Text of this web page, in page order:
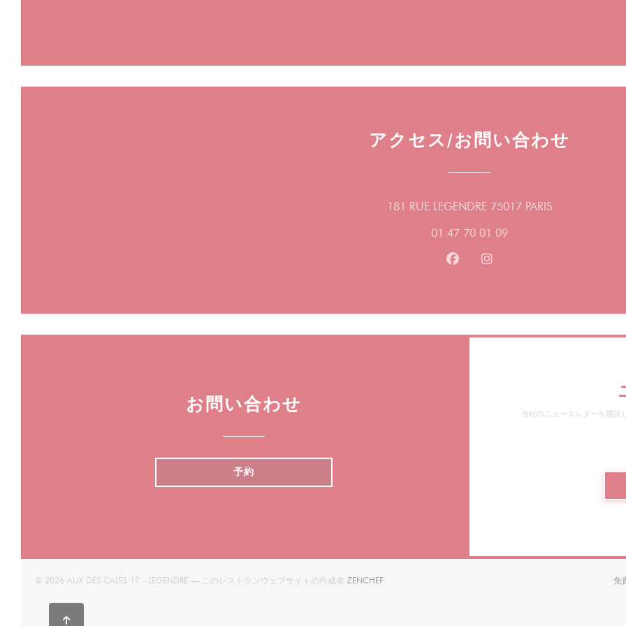
アクセス/お問い合わせ
181 RUE LEGENDRE 75017 PARIS((新しいウィン
01 47 70 01 09
Facebook ((新しいウィンドウで
Instagram ((新しいウィ
お問い合わせ
予約
当社のニュースレターを購読
© 2026 AUX DÉS CALÉS 17 - LEGENDRE — このレストランウェブサイトの作成者 ZENCHEF((新しいウィンドウで開きます)) 免